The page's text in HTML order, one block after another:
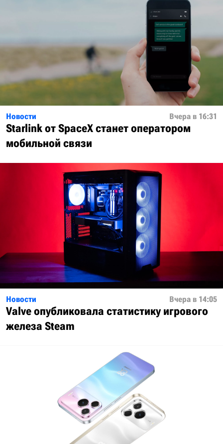
Новости Вчера в 16:31
Starlink от SpaceX станет оператором
мобильной связи
Новости Вчера в 14:05
Valve опубликовала статистику игрового
железа Steam